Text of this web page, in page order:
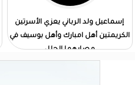
إسماعيل ولد الرباني يعزي الأسرتين
الكريمتين أهل امبارك وأهل بوسيف في
مصابهما الجلل